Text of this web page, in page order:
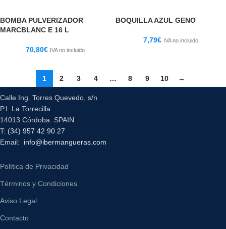
BOMBA PULVERIZADOR
MARCBLANC E 16 L
70,80€ IVA no incluido
BOQUILLA AZUL GENO
7,79€ IVA no incluido
1 2 3 4 … 8 9 10 →
Calle Ing. Torres Quevedo, s/n
P.I. La Torrecilla
14013 Córdoba. SPAIN
T: (34) 957 42 90 27
Email: info@ibermangueras.com
Política de Privacidad
Términos y Condiciones
Aviso Legal
Contacto